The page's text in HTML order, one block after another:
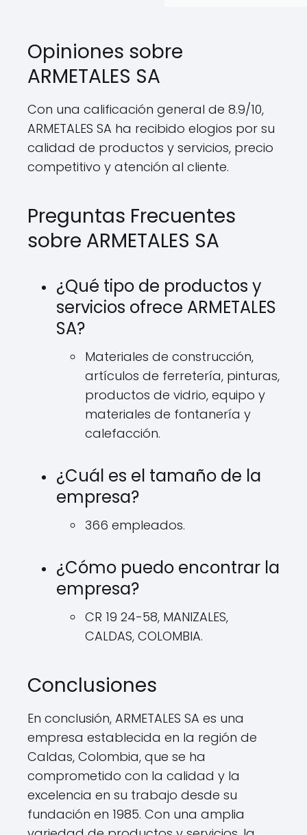
Opiniones sobre
ARMETALES SA
Con una calificación general de 8.9/10,
ARMETALES SA ha recibido elogios por su
calidad de productos y servicios, precio
competitivo y atención al cliente.
Preguntas Frecuentes
sobre ARMETALES SA
¿Qué tipo de productos y
servicios ofrece ARMETALES
SA?
Materiales de construcción,
artículos de ferretería, pinturas,
productos de vidrio, equipo y
materiales de fontanería y
calefacción.
¿Cuál es el tamaño de la
empresa?
366 empleados.
¿Cómo puedo encontrar la
empresa?
CR 19 24-58, MANIZALES,
CALDAS, COLOMBIA.
Conclusiones
En conclusión, ARMETALES SA es una
empresa establecida en la región de
Caldas, Colombia, que se ha
comprometido con la calidad y la
excelencia en su trabajo desde su
fundación en 1985. Con una amplia